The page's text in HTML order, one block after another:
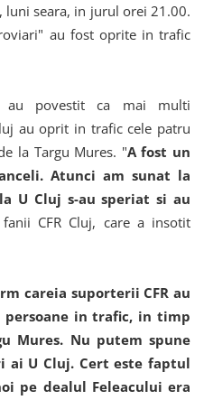
luni seara, in jurul orei 21.00.
au fost oprite in trafic
au povestit ca mai multi
au oprit in trafic cele patru
la Targu Mures. "A fost un
Atunci am sunat la
U Cluj s-au speriat si au
CFR Cluj, care a insotit
careia suporterii CFR au
in trafic, in timp
Mures. Nu putem spune
ai U Cluj. Cert este faptul
pe dealul Feleacului era